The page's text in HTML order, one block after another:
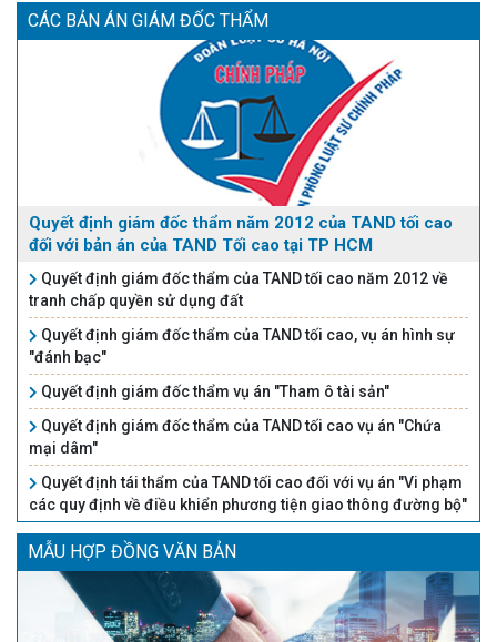
CÁC BẢN ÁN GIÁM ĐỐC THẨM
Quyết định giám đốc thẩm năm 2012 của TAND tối cao
đối với bản án của TAND Tối cao tại TP HCM
Quyết định giám đốc thẩm của TAND tối cao năm 2012 về
tranh chấp quyền sử dụng đất
Quyết định giám đốc thẩm của TAND tối cao, vụ án hình sự
"đánh bạc"
Quyết định giám đốc thẩm vụ án "Tham ô tài sản"
Quyết định giám đốc thẩm của TAND tối cao vụ án "Chứa
mại dâm"
Quyết định tái thẩm của TAND tối cao đối với vụ án "Vi phạm
các quy định về điều khiển phương tiện giao thông đường bộ"
MẪU HỢP ĐỒNG VĂN BẢN